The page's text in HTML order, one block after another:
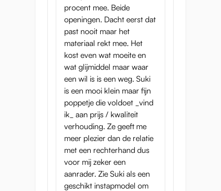
alleen buigt op de natuurlijke plekken.
Een ongebruikelijke eigenschap vind je bij
Suki's handen: niet alleen heeft ze tien losse
vingers in plaats van een "want", de vingers
hebben ook nagels voor extra realisme, en
kunnen in verschillende posities bewogen
worden. Dit draagt bij aan het levensechte
uiterlijk en is geweldig als je foto's van haar
wilt maken. Suki's tenen hebben ook kleine
plastic nagels, maar kunnen niet afzonderlijk
bewogen worden.
Grootte is belangrijk...
of niet?
procent mee. Beide
openingen. Dacht eerst dat
past nooit maar het
materiaal rekt mee. Het
kost even wat moeite en
wat glijmiddel maar waar
een wil is is een weg. Suki
is een mooi klein maar fijn
poppetje die voldoet _vind
ik_ aan prijs / kwaliteit
verhouding. Ze geeft me
meer plezier dan de relatie
met een rechterhand dus
voor mij zeker een
aanrader. Zie Suki als een
geschikt instapmodel om